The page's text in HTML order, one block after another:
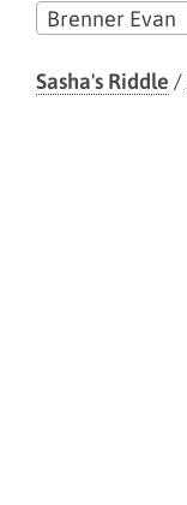
Brenner Evan
Sasha's Riddle /